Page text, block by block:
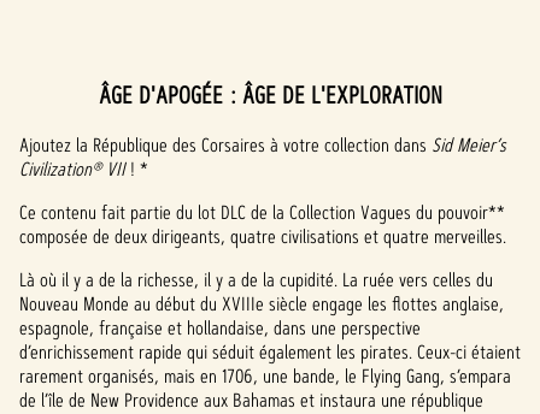
c
c
e
p
t
&
ÂGE D'APOGÉE : ÂGE DE L'EXPLORATION
Ajoutez la République des Corsaires à votre collection dans Sid Meier’s
Civilization® VII! *
Ce contenu fait partie du lot DLC de la Collection Vagues du pouvoir**
composée de deux dirigeants, quatre civilisations et quatre merveilles.
Là où il y a de la richesse, il y a de la cupidité. La ruée vers celles du
Nouveau Monde au début du XVIIIe siècle engage les flottes anglaise,
espagnole, française et hollandaise, dans une perspective
d’enrichissement rapide qui séduit également les pirates. Ceux-ci étaient
rarement organisés, mais en 1706, une bande, le Flying Gang, s’empara
de l’île de New Providence aux Bahamas et instaura une république